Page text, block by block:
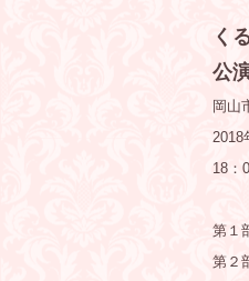
く
公
岡山
2018
18
第１
第２